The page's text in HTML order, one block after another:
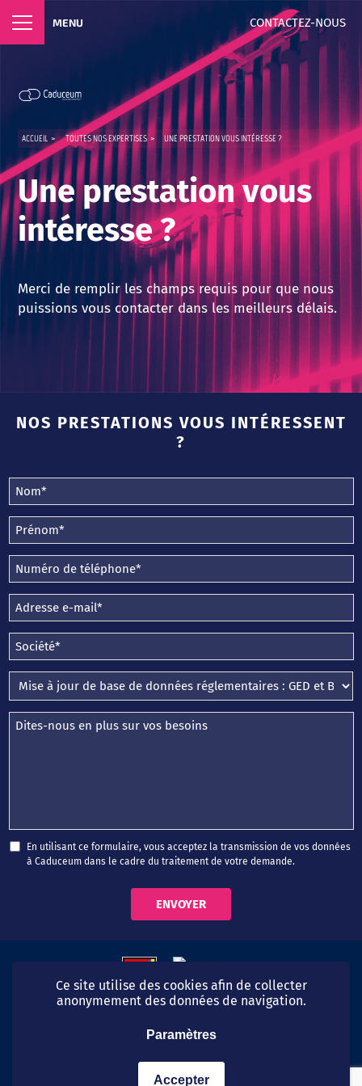
Ce site utilise des cookies afin de collecter
anonymement des données de navigation.
Paramètres
Accepter
MENU CONTACTEZ-NOUS
ACCUEIL > TOUTES NOS EXPERTISES > UNE PRESTATION VOUS INTÉRESSE ?
Une prestation vous
intéresse ?
Merci de remplir les champs requis pour que nous
puissions vous contacter dans les meilleurs délais.
NOS PRESTATIONS VOUS INTÉRESSENT
?
En utilisant ce formulaire, vous acceptez la transmission de vos données
à Caduceum dans le cadre du traitement de votre demande.
06 99 54 40 49
© CaduCeum 2026